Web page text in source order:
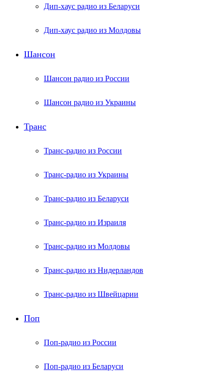
Дип-хаус радио из Беларуси
Дип-хаус радио из Молдовы
Шансон
Шансон радио из России
Шансон радио из Украины
Транс
Транс-радио из России
Транс-радио из Украины
Транс-радио из Беларуси
Транс-радио из Израиля
Транс-радио из Молдовы
Транс-радио из Нидерландов
Транс-радио из Швейцарии
Поп
Поп-радио из России
Поп-радио из Беларуси